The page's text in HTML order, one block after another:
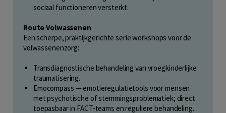
sociaal functioneren versterkt.
Route Volwassenen
Een scherpe, praktijkgerichte serie workshops voor de
volwassenenzorg:
Transdiagnostische behandeling van vroegkinderlijke
traumatisering.
Emocompass — emotieregulatietools voor mensen
met psychotische of stemmingsproblematiek; direct
toepasbaar in FACT-teams en reguliere behandeling.